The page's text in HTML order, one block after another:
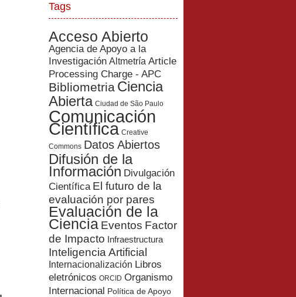
Tags
Acceso Abierto
Agencia de Apoyo a la
Investigación Altmetría Article
Processing Charge - APC
Bibliometria Ciencia
Abierta Ciudad de São Paulo
Comunicación
Científica Creative
Commons Datos Abiertos
Difusión de la
Información Divulgación
Científica El futuro de la
evaluación por pares
Evaluación de la
Ciencia Eventos Factor
de Impacto Infraestructura
Inteligencia Artificial
Internacionalización Libros
eletrónicos ORCID Organismo
Internacional Política de Apoyo